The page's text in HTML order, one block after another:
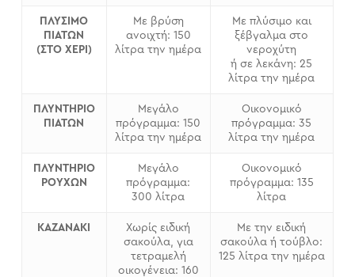
ΠΛΥΣΙΜΟ
ΠΙΑΤΩΝ
(ΣΤΟ ΧΕΡΙ)
Με βρύση
ανοιχτή: 150
λίτρα την ημέρα
Με πλύσιμο και
ξέβγαλμα στο
νεροχύτη
ή σε λεκάνη: 25
λίτρα την ημέρα
ΠΛΥΝΤΗΡΙΟ
ΠΙΑΤΩΝ
Μεγάλο
πρόγραμμα: 150
λίτρα την ημέρα
Οικονομικό
πρόγραμμα: 35
λίτρα την ημέρα
ΠΛΥΝΤΗΡΙΟ
ΡΟΥΧΩΝ
Μεγάλο
πρόγραμμα:
300 λίτρα
Οικονομικό
πρόγραμμα: 135
λίτρα
ΚΑΖΑΝΑΚΙ
Χωρίς ειδική
σακούλα, για
τετραμελή
οικογένεια: 160
Με την ειδική
σακούλα ή τούβλο:
125 λίτρα την ημέρα